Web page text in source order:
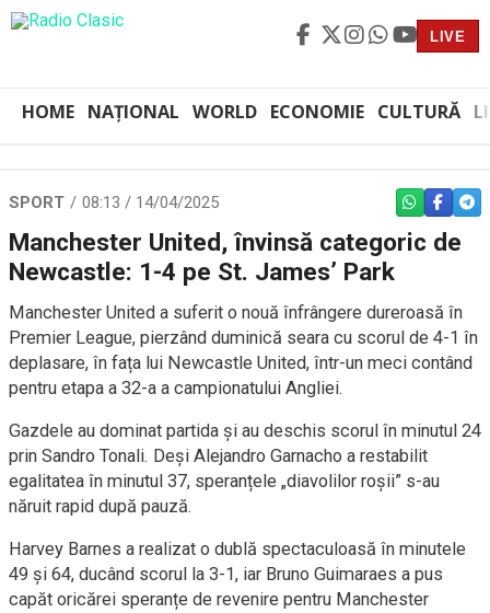
LIVE
HOME NAȚIONAL WORLD ECONOMIE CULTURĂ
SPORT 08:13 / 14/04/2025 WHATSAPP
Manchester United, învinsă categoric de
Newcastle: 1-4 pe St. James’ Park
Manchester United a suferit o nouă înfrângere dureroasă în
Premier League, pierzând duminică seara cu scorul de 4-1 în
deplasare, în fața lui Newcastle United, într-un meci contând
pentru etapa a 32-a a campionatului Angliei.
Gazdele au dominat partida și au deschis scorul în minutul 24
prin Sandro Tonali. Deși Alejandro Garnacho a restabilit
egalitatea în minutul 37, speranțele „diavolilor roșii” s-au
năruit rapid după pauză.
Harvey Barnes a realizat o dublă spectaculoasă în minutele
49 și 64, ducând scorul la 3-1, iar Bruno Guimaraes a pus
capăt oricărei speranțe de revenire pentru Manchester